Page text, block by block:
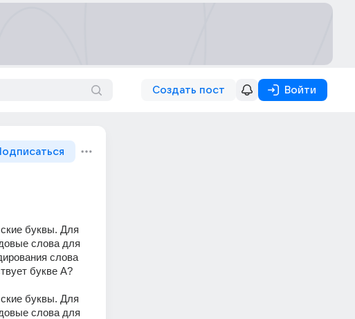
Создать пост Войти
буквы. Для
слова для
слова
букве А?
буквы. Для
слова для